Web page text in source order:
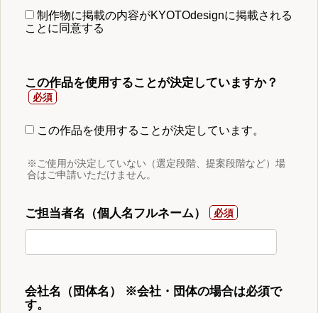
制作物に掲載の内容がKYOTOdesignに掲載される
ことに同意する
この作品を使用することが決定していますか？
この作品を使用することが決定しています。
※ご使用が決定していない（選定段階、提案段階など）場
合はご申請いただけません。
ご担当者名（個人名フルネーム）
会社名（団体名） ※会社・団体の場合は必須で
す。